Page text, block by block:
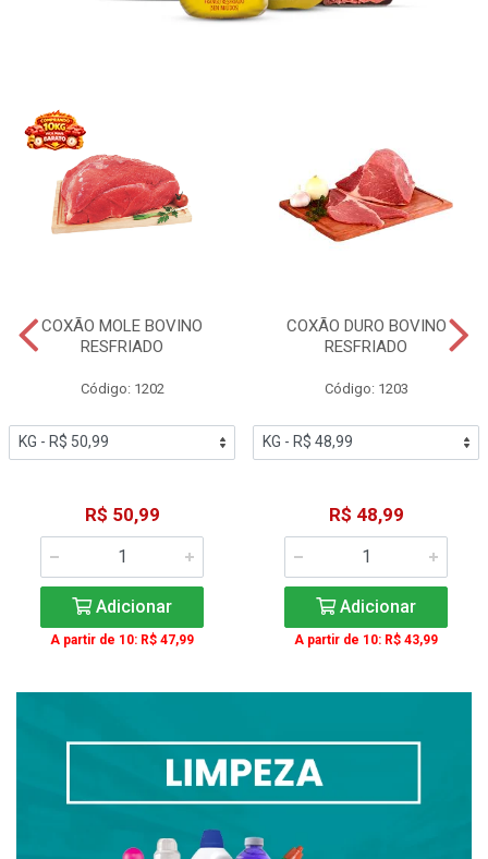
COXÃO MOLE BOVINO
RESFRIADO
Código: 1202
R$ 50,99
Adicionar
A partir de 10: R$ 47,99
COXÃO DURO BOVINO
RESFRIADO
Código: 1203
R$ 48,99
Adicionar
A partir de 10: R$ 43,99